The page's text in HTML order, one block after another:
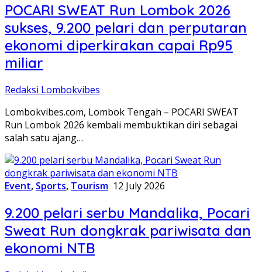
POCARI SWEAT Run Lombok 2026
sukses, 9.200 pelari dan perputaran
ekonomi diperkirakan capai Rp95
miliar
Redaksi Lombokvibes
Lombokvibes.com, Lombok Tengah – POCARI SWEAT
Run Lombok 2026 kembali membuktikan diri sebagai
salah satu ajang…
Event, Sports, Tourism 12 July 2026
9.200 pelari serbu Mandalika, Pocari
Sweat Run dongkrak pariwisata dan
ekonomi NTB